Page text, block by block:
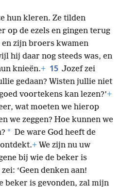
hun kleren. Ze tilden
op de ezels en gingen terug
en zijn broers kwamen
hij daar nog steeds was, en
knieën.+ 15 Jozef zei
gedaan? Wisten jullie niet
voortekens kan lezen?’+
wat moeten we hierop
we zeggen? Hoe kunnen we
* De ware God heeft de
+ We zijn nu uw
bij wie de beker is
‘Geen denken aan!
beker is gevonden, zal mijn